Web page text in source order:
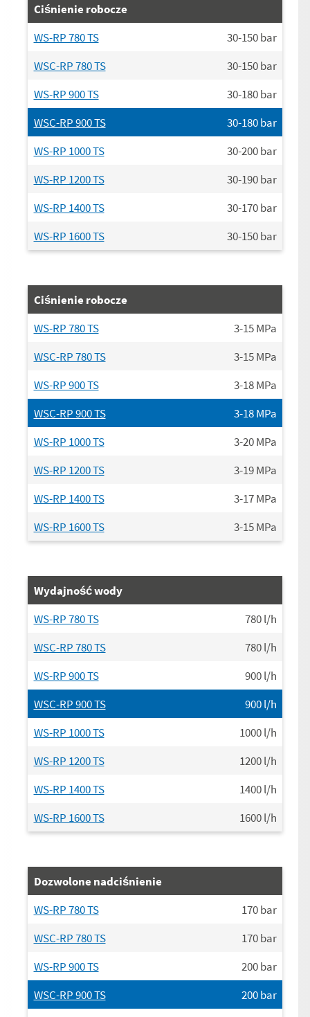
Ciśnienie robocze
WS-RP 780 TS
30-150bar
WSC-RP 780 TS
30-150bar
WS-RP 900 TS
30-180bar
WSC-RP 900 TS
30-180bar
WS-RP 1000 TS
30-200bar
WS-RP 1200 TS
30-190bar
WS-RP 1400 TS
30-170bar
WS-RP 1600 TS
30-150bar
Ciśnienie robocze
WS-RP 780 TS
3-15MPa
WSC-RP 780 TS
3-15MPa
WS-RP 900 TS
3-18MPa
WSC-RP 900 TS
3-18MPa
WS-RP 1000 TS
3-20MPa
WS-RP 1200 TS
3-19MPa
WS-RP 1400 TS
3-17MPa
WS-RP 1600 TS
3-15MPa
Wydajność wody
WS-RP 780 TS
780l/h
WSC-RP 780 TS
780l/h
WS-RP 900 TS
900l/h
WSC-RP 900 TS
900l/h
WS-RP 1000 TS
1000l/h
WS-RP 1200 TS
1200l/h
WS-RP 1400 TS
1400l/h
WS-RP 1600 TS
1600l/h
Dozwolone nadciśnienie
WS-RP 780 TS
170bar
WSC-RP 780 TS
170bar
WS-RP 900 TS
200bar
WSC-RP 900 TS
200bar